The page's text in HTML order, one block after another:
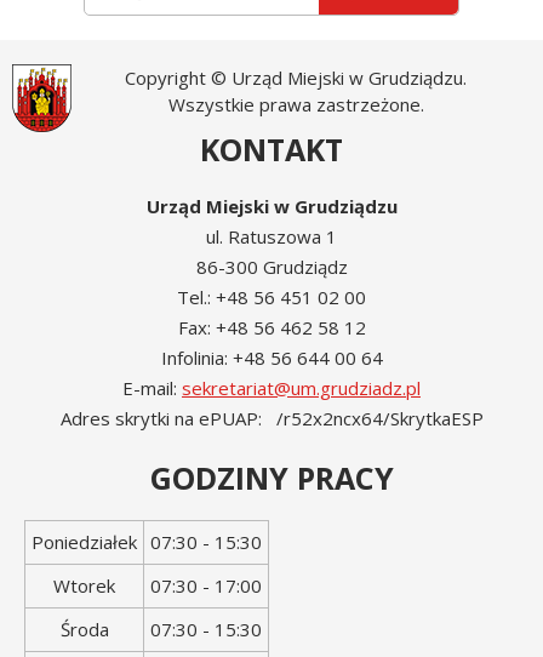
Copyright © Urząd Miejski w Grudziądzu.
Wszystkie prawa zastrzeżone.
KONTAKT
Urząd Miejski w Grudziądzu
ul. Ratuszowa 1
86-300 Grudziądz
Tel.: +48 56 451 02 00
Fax: +48 56 462 58 12
Infolinia: +48 56 644 00 64
E-mail: sekretariat@um.grudziadz.pl
Adres skrytki na ePUAP: /r52x2ncx64/SkrytkaESP
GODZINY PRACY
Dzień
tygodnia
Godziny
otwarcia
Poniedziałek 07:30 - 15:30
Wtorek
07:30 - 17:00
Środa
07:30 - 15:30